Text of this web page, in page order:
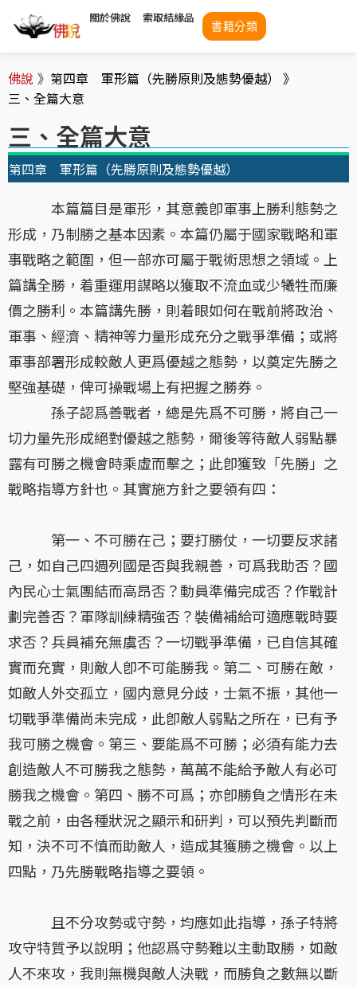
關於佛說 索取結緣品
書籍分類
佛說 》 第四章 軍形篇（先勝原則及態勢優越） 》
三、全篇大意
三、全篇大意
第四章 軍形篇（先勝原則及態勢優越）
本篇篇目是軍形，其意義卽軍事上勝利態勢之
形成，乃制勝之基本因素。本篇仍屬于國家戰略和軍
事戰略之範圍，但一部亦可屬于戰術思想之領域。上
篇講全勝，着重運用謀略以獲取不流血或少犧牲而廉
價之勝利。本篇講先勝，則着眼如何在戰前將政治、
軍事、經濟、精神等力量形成充分之戰爭準備；或將
軍事部署形成較敵人更爲優越之態勢，以奠定先勝之
堅強基礎，俾可操戰場上有把握之勝券。
孫子認爲善戰者，總是先爲不可勝，將自己一
切力量先形成絕對優越之態勢，爾後等待敵人弱點暴
露有可勝之機會時乘虛而擊之；此卽獲致「先勝」之
戰略指導方針也。其實施方針之要領有四：
第一、不可勝在己；要打勝仗，一切要反求諸
己，如自己四週列國是否與我親善，可爲我助否？國
內民心士氣團結而高昂否？動員準備完成否？作戰計
劃完善否？軍隊訓練精強否？裝備補給可適應戰時要
求否？兵員補充無虞否？一切戰爭準備，已自信其確
實而充實，則敵人卽不可能勝我。第二、可勝在敵，
如敵人外交孤立，國内意見分歧，士氣不振，其他一
切戰爭準備尚未完成，此卽敵人弱點之所在，已有予
我可勝之機會。第三、要能爲不可勝；必須有能力去
創造敵人不可勝我之態勢，萬萬不能給予敵人有必可
勝我之機會。第四、勝不可爲；亦卽勝負之情形在未
戰之前，由各種狀況之顯示和研判，可以預先判斷而
知，決不可不慎而助敵人，造成其獲勝之機會。以上
四點，乃先勝戰略指導之要領。
且不分攻勢或守勢，均應如此指導，孫子特將
攻守特質予以說明；他認爲守勢難以主動取勝，如敵
人不來攻，我則無機與敵人決戰，而勝負之數無以斷